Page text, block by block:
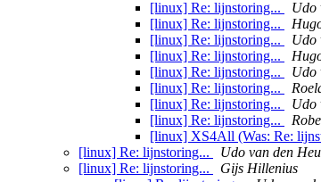
[linux] Re: lijnstoring...
Udo
[linux] Re: lijnstoring...
[linux] Re: lijnstoring...
Udo
[linux] Re: lijnstoring...
[linux] Re: lijnstoring...
Udo
[linux] Re: lijnstoring...
[linux] Re: lijnstoring...
Udo
[linux] Re: lijnstoring...
[linux] XS4All (Was: Re:
[linux] Re: lijnstoring...
Udo van den
[linux] Re: lijnstoring...
Gijs Hillenius